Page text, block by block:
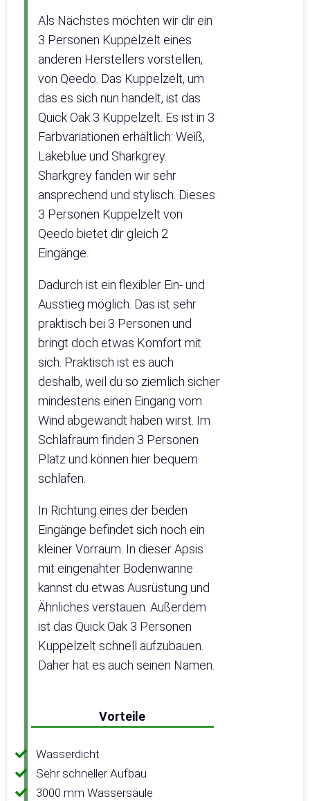
Als Nächstes möchten wir dir ein
3 Personen Kuppelzelt eines
anderen Herstellers vorstellen,
von Qeedo. Das Kuppelzelt, um
das es sich nun handelt, ist das
Quick Oak 3 Kuppelzelt. Es ist in 3
Farbvariationen erhältlich: Weiß,
Lakeblue und Sharkgrey.
Sharkgrey fanden wir sehr
ansprechend und stylisch. Dieses
3 Personen Kuppelzelt von
Qeedo bietet dir gleich 2
Eingänge.
Dadurch ist ein flexibler Ein- und
Ausstieg möglich. Das ist sehr
praktisch bei 3 Personen und
bringt doch etwas Komfort mit
sich. Praktisch ist es auch
deshalb, weil du so ziemlich sicher
mindestens einen Eingang vom
Wind abgewandt haben wirst. Im
Schlafraum finden 3 Personen
Platz und können hier bequem
schlafen.
In Richtung eines der beiden
Eingänge befindet sich noch ein
kleiner Vorraum. In dieser Apsis
mit eingenähter Bodenwanne
kannst du etwas Ausrüstung und
Ähnliches verstauen. Außerdem
ist das Quick Oak 3 Personen
Kuppelzelt schnell aufzubauen.
Daher hat es auch seinen Namen.
Vorteile
Wasserdicht
Sehr schneller Aufbau
3000 mm Wassersäule